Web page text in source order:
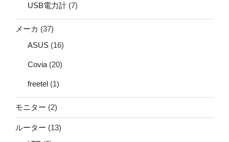
USB電力計 (7)
メーカ (37)
ASUS (16)
Covia (20)
freetel (1)
モニター (2)
ルーター (13)